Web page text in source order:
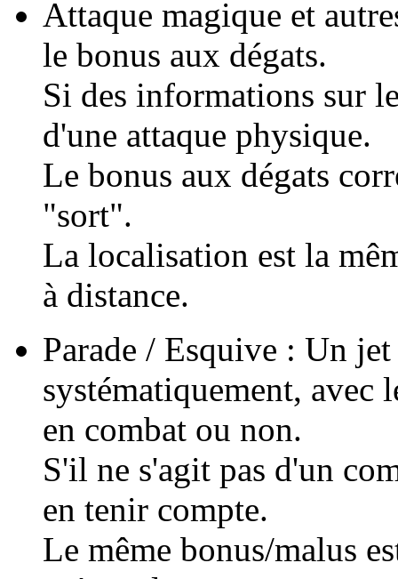
Attaque magique et
le bonus aux dégats.
Si des informations sur
d'une attaque physique.
Le bonus aux dégats
"sort".
La localisation est la
à distance.
Parade / Esquive : Un
systématiquement, avec
en combat ou non.
S'il ne s'agit pas d'un
en tenir compte.
Le même bonus/malus